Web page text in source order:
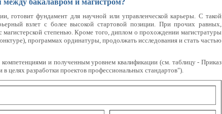
между бакалавром и магистром?
готовит фундамент для научной или управленческой карьеры. С такой
взлет с более высокой стартовой позиции. При прочих равных,
степенью. Кроме того, диплом о прохождении магистратуры
программах ординатуры, продолжать исследования и стать частью
и полученным уровнем квалификации (см. таблицу - Приказ
разработки проектов профессиональных стандартов").